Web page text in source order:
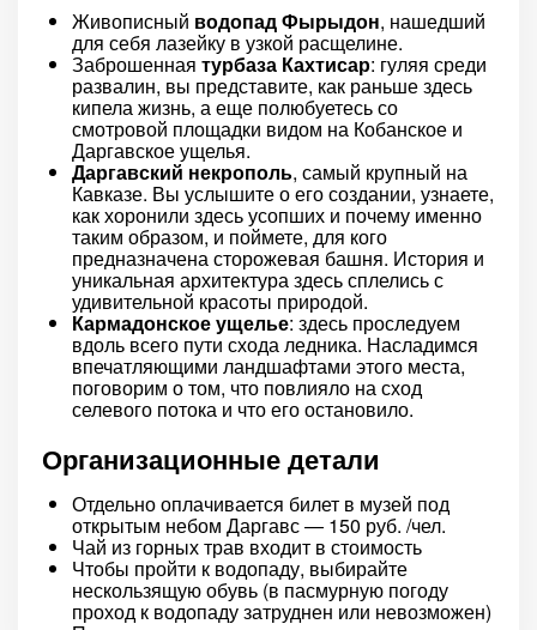
Живописный водопад Фырыдон, нашедший
для себя лазейку в узкой расщелине.
Заброшенная турбаза Кахтисар: гуляя среди
развалин, вы представите, как раньше здесь
кипела жизнь, а еще полюбуетесь со
смотровой площадки видом на Кобанское и
Даргавское ущелья.
Даргавский некрополь, самый крупный на
Кавказе. Вы услышите о его создании, узнаете,
как хоронили здесь усопших и почему именно
таким образом, и поймете, для кого
предназначена сторожевая башня. История и
уникальная архитектура здесь сплелись с
удивительной красоты природой.
Кармадонское ущелье: здесь проследуем
вдоль всего пути схода ледника. Насладимся
впечатляющими ландшафтами этого места,
поговорим о том, что повлияло на сход
селевого потока и что его остановило.
Организационные детали
Отдельно оплачивается билет в музей под
открытым небом Даргавс — 150 руб. /чел.
Чай из горных трав входит в стоимость
Чтобы пройти к водопаду, выбирайте
нескользящую обувь (в пасмурную погоду
проход к водопаду затруднен или невозможен)